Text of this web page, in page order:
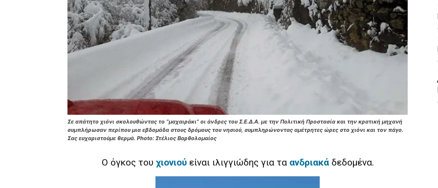
Σε απάτητο χιόνι σκολουθώντας το “μαχαιράκι” οι άνδρες του Σ.Ε.Δ.Α. με την Πολιτική Προστασία και την κρατική μηχανή
συμπλήρωσαν περίπου μια εβδομάδα στους δρόμους του νησιού, συμπληρώνοντας αμέτρητες ώρες στο χιόνι και τον πάγο.
Σας ευχαριστούμε θερμά. Photo: Στέλιος Βαρθολομαίος
Ο όγκος του χιονιούείναι ιλιγγιώδης για τα ανδριακάδεδομένα.